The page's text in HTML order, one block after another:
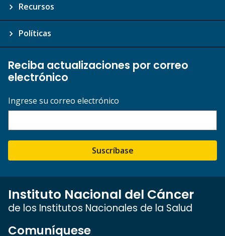
Recursos
Políticas
Reciba actualizaciones por correo
electrónico
Ingrese su correo electrónico
Suscríbase
Instituto Nacional del Cáncer
de los Institutos Nacionales de la Salud
Comuníquese